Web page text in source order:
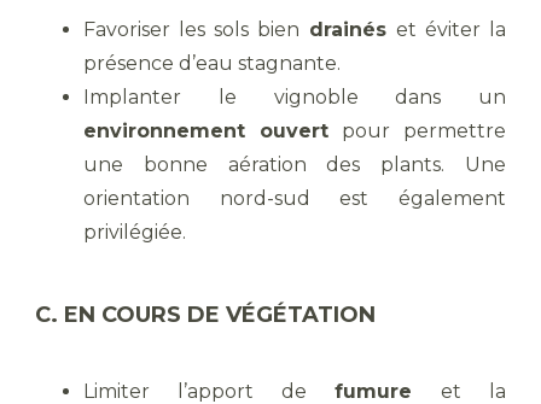
Favoriser les sols bien drainés et éviter la
présence d’eau stagnante.
Implanter le vignoble dans un
environnement ouvert pour permettre
une bonne aération des plants. Une
orientation nord-sud est également
privilégiée.
C. EN COURS DE VÉGÉTATION
Limiter l’apport de fumure et la